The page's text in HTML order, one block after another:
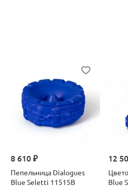
8 610 ₽
Пепельница Dialogues
Blue Seletti 11515B
12
Blue